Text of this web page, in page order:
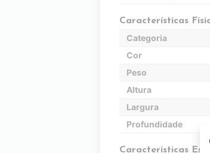
Características
Categoria
Cor
Peso
Altura
Largura
Profundidade
Características